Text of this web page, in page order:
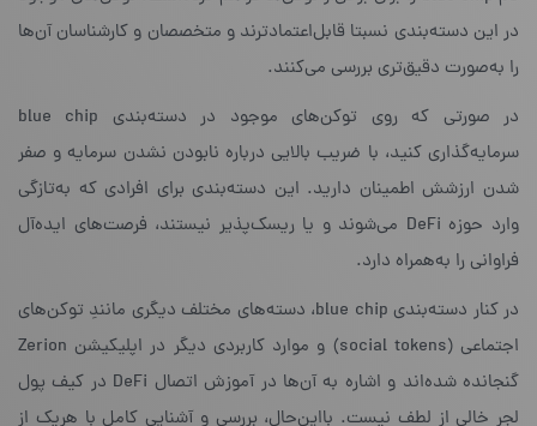
در این دسته‌بندی نسبتا قابل‌اعتمادترند و متخصصان و کارشناسان آن‌ها
را به‌صورت دقیق‌تری بررسی می‌کنند.
در صورتی که روی توکن‌های موجود در دسته‌بندی blue chip
سرمایه‌گذاری کنید، با ضریب بالایی درباره‌ نابودن نشدن سرمایه و صفر
شدن ارزشش اطمینان دارید. این دسته‌بندی برای افرادی که به‌تازگی
وارد حوزه‌ DeFi می‌شوند و یا ریسک‌پذیر نیستند، فرصت‌های ایده‌آل
فراوانی را به‌همراه دارد.
در کنار دسته‌بندی blue chip، دسته‌های مختلف دیگری مانندِ توکن‌های
اجتماعی (social tokens) و موارد کاربردی دیگر در اپلیکیشن Zerion
گنجانده شده‌اند و اشاره به آن‌ها در آموزش اتصال DeFi در کیف پول
لجر خالی از لطف نیست. بااین‌حال، بررسی و آشنایی کامل با هریک از